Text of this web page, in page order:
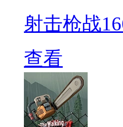
射击枪战
查看